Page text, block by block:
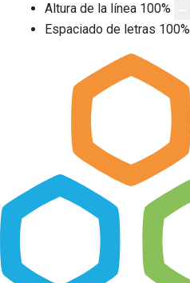
Altura de la línea 100%
Espaciado de letras 100%